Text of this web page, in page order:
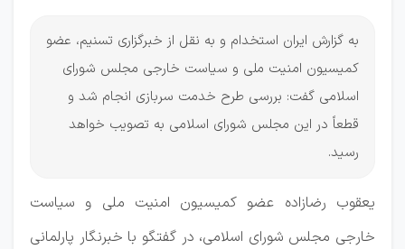
به گزارش ایران استخدام و به نقل از خبرگزاری تسنیم، عضو
کمیسیون امنیت ملی و سیاست خارجی مجلس شورای
اسلامی گفت: بررسی طرح خدمت سربازی انجام شد و
قطعاً در این مجلس شورای اسلامی به تصویب خواهد
رسید.
یعقوب رضازاده عضو کمیسیون امنیت ملی و سیاست
خارجی مجلس شورای اسلامی، در گفتگو با خبرنگار پارلمانی